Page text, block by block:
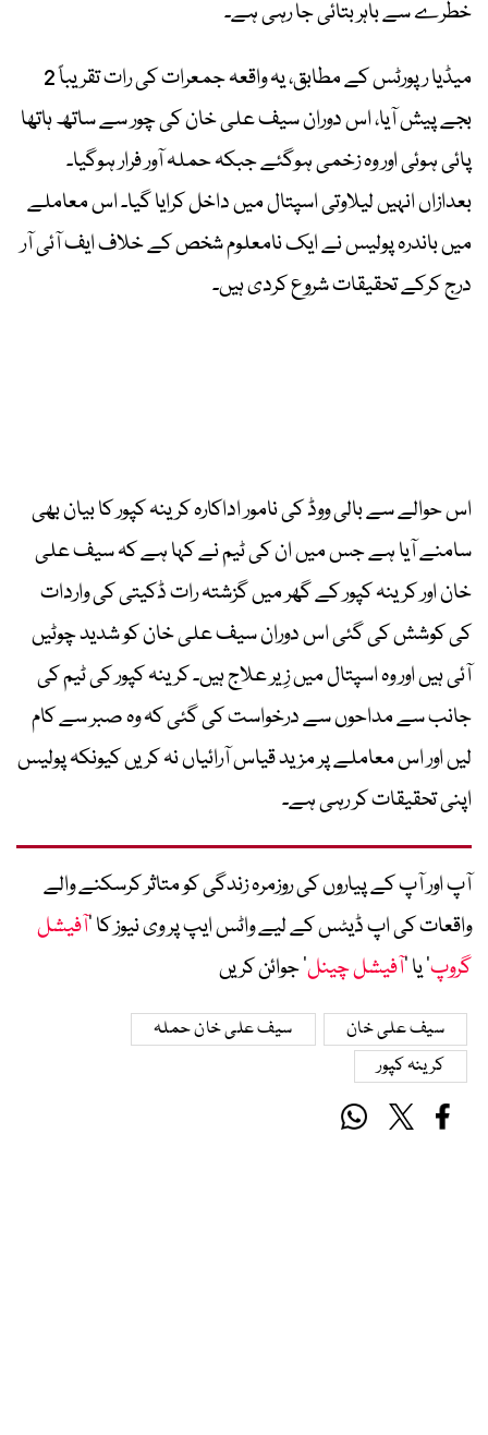
خطرے سے باہر بتائی جا رہی ہے۔
میڈیا رپورٹس کے مطابق، یہ واقعہ جمعرات کی رات تقریباً 2
بجے پیش آیا، اس دوران سیف علی خان کی چور سے ساتھ ہاتھا
پائی ہوئی اور وہ زخمی ہوگئے جبکہ حملہ آور فرار ہوگیا۔
بعدازاں انہیں لیلاوتی اسپتال میں داخل کرایا گیا۔ اس معاملے
میں باندرہ پولیس نے ایک نامعلوم شخص کے خلاف ایف آئی آر
درج کرکے تحقیقات شروع کردی ہیں۔
اس حوالے سے بالی ووڈ کی نامور اداکارہ کرینہ کپور کا بیان بھی
سامنے آیا ہے جس میں ان کی ٹیم نے کہا ہے کہ سیف علی
خان اور کرینہ کپور کے گھر میں گزشتہ رات ڈکیتی کی واردات
کی کوشش کی گئی اس دوران سیف علی خان کو شدید چوٹیں
آئی ہیں اور وہ اسپتال میں زِیر علاج ہیں۔ کرینہ کپور کی ٹیم کی
جانب سے مداحوں سے درخواست کی گئی کہ وہ صبر سے کام
لیں اور اس معاملے پر مزید قیاس آرائیاں نہ کریں کیونکہ پولیس
اپنی تحقیقات کر رہی ہے۔
آپ اور آپ کے پیاروں کی روزمرہ زندگی کو متاثر کرسکنے والے
واقعات کی اپ ڈیٹس کے لیے واٹس ایپ پر وی نیوز کا ’آفیشل
گروپ‘ یا ’آفیشل چینل‘ جوائن کریں
سیف علی خان
سیف علی خان حملہ
کرینہ کپور